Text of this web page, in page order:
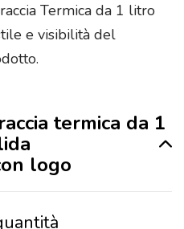
Termica da 1 litro
e visibilità del
termica da 1
logo